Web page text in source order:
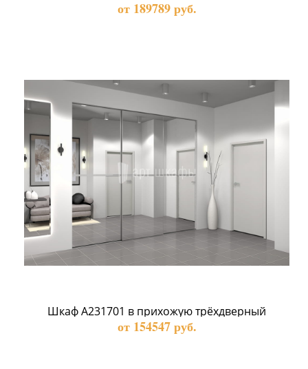
от 189789 руб.
Шкаф А231701 в прихожую трёхдверный
от 154547 руб.